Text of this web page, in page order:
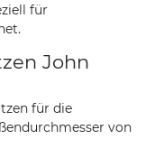
für
John
für die
von